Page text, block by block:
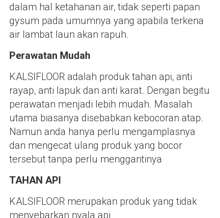
dalam hal ketahanan air, tidak seperti papan
gysum pada umumnya yang apabila terkena
air lambat laun akan rapuh.
Perawatan Mudah
KALSIFLOOR adalah produk tahan api, anti
rayap, anti lapuk dan anti karat. Dengan begitu
perawatan menjadi lebih mudah. Masalah
utama biasanya disebabkan kebocoran atap.
Namun anda hanya perlu mengamplasnya
dan mengecat ulang produk yang bocor
tersebut tanpa perlu menggantinya
TAHAN API
KALSIFLOOR merupakan produk yang tidak
menyebarkan nyala api